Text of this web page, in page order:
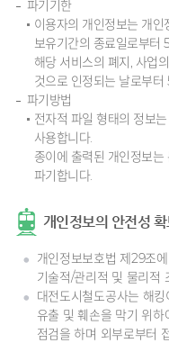
파기기한
이용자의 개인정보는 개
보유기간의 종료일로부터
해당 서비스의 폐지, 사업
것으로 인정되는 날로부
파기방법
전자적 파일 형태의 정보
사용합니다.
종이에 출력된 개인정보
파기합니다.
개인정보의 안전성 확
개인정보보호법 제29조
기술적/관리적 및 물리적
대전도시철도공사는 해
유출 및 훼손을 막기 위하
점검을 하며 외부로부터